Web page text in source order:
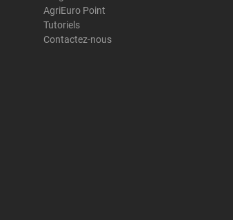
AgriEuro Point
Tutoriels
Contactez-nous